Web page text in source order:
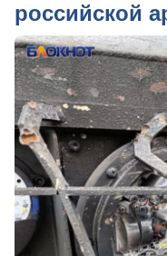
российской